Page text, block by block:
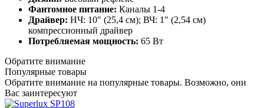
Фантомное питание: Каналы 1-4
Драйвер: НЧ: 10" (25,4 см); ВЧ: 1" (2,54 см)
компрессионный драйвер
Потребляемая мощность: 65 Вт
Обратите внимание
Популярные товары
Обратите внимание на популярные товары. Возможно, они
Вас заинтересуют